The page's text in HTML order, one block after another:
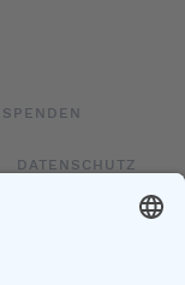
DATENSCHUTZ
MEDIA